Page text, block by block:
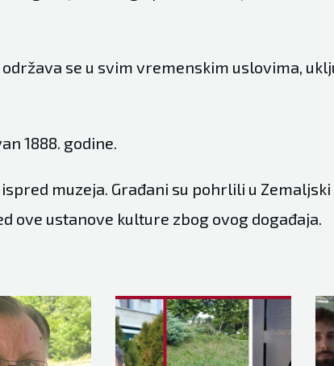
se u svim vremenskim uslovima,
1888. godine.
muzeja. Građani su pohrlili u Zemaljski
ove ustanove kulture zbog ovog događaja.